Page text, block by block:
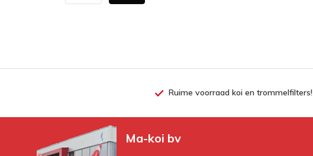
Ruime voorraad koi en trommelfilters!
Ma-koi bv